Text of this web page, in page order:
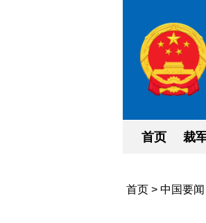
首页 裁
首页> 中国要闻